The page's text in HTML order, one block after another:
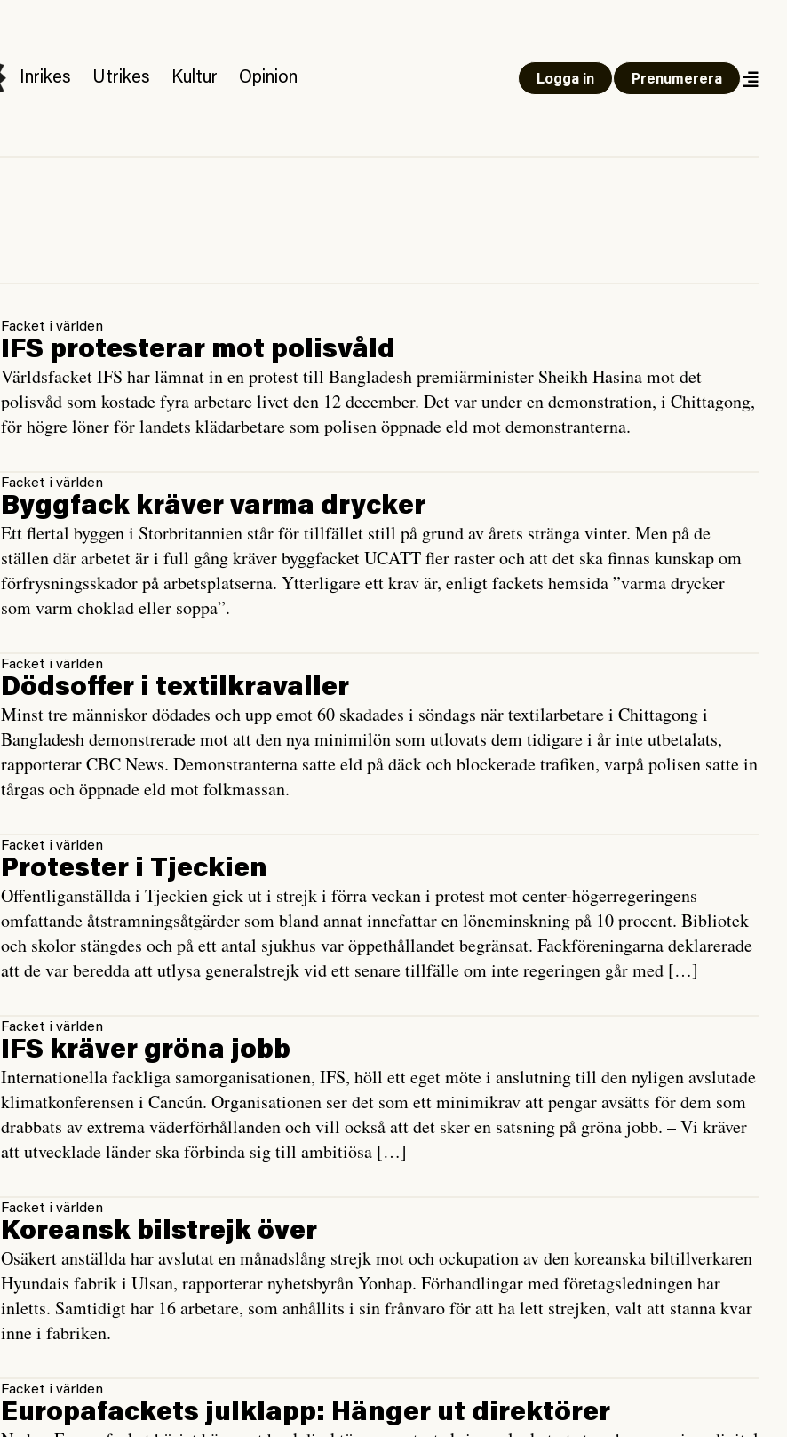
Inrikes Utrikes Kultur Opinion Logga in Prenumerera
Facket i världen
IFS protesterar mot polisvåld
Världsfacket IFS har lämnat in en protest till Bangladesh premiärminister Sheikh Hasina mot det
polisvåd som kostade fyra arbetare livet den 12 december. Det var under en demonstration, i Chittagong,
för högre löner för landets klädarbetare som polisen öppnade eld mot demonstranterna.
Facket i världen
Byggfack kräver varma drycker
Ett flertal byggen i Storbritannien står för tillfället still på grund av årets stränga vinter. Men på de
ställen där arbetet är i full gång kräver byggfacket UCATT fler raster och att det ska finnas kunskap om
förfrysningsskador på arbetsplatserna. Ytterligare ett krav är, enligt fackets hemsida ”varma drycker
som varm choklad eller soppa”.
Facket i världen
Dödsoffer i textilkravaller
Minst tre människor dödades och upp emot 60 skadades i söndags när textilarbetare i Chittagong i
Bangladesh demonstrerade mot att den nya minimilön som utlovats dem tidigare i år inte utbetalats,
rapporterar CBC News. Demonstranterna satte eld på däck och blockerade trafiken, varpå polisen satte in
tårgas och öppnade eld mot folkmassan.
Facket i världen
Protester i Tjeckien
Offentliganställda i Tjeckien gick ut i strejk i förra veckan i protest mot center-högerregeringens
omfattande åtstramningsåtgärder som bland annat innefattar en löneminskning på 10 procent. Bibliotek
och skolor stängdes och på ett antal sjukhus var öppethållandet begränsat. Fackföreningarna deklarerade
att de var beredda att utlysa generalstrejk vid ett senare tillfälle om inte regeringen går med […]
Facket i världen
IFS kräver gröna jobb
Internationella fackliga samorganisationen, IFS, höll ett eget möte i anslutning till den nyligen avslutade
klimatkonferensen i Cancún. Organisationen ser det som ett minimikrav att pengar avsätts för dem som
drabbats av extrema väderförhållanden och vill också att det sker en satsning på gröna jobb. – Vi kräver
att utvecklade länder ska förbinda sig till ambitiösa […]
Facket i världen
Koreansk bilstrejk över
Osäkert anställda har avslutat en månadslång strejk mot och ockupation av den koreanska biltillverkaren
Hyundais fabrik i Ulsan, rapporterar nyhetsbyrån Yonhap. Förhandlingar med företagsledningen har
inletts. Samtidigt har 16 arbetare, som anhållits i sin frånvaro för att ha lett strejken, valt att stanna kvar
inne i fabriken.
Facket i världen
Europafackets julklapp: Hänger ut direktörer